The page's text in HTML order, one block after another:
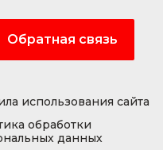
Обратная связь
использования сайта
обработки
данных